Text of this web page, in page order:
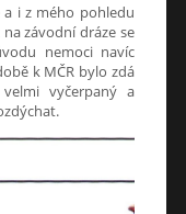
a i z mého pohledu
závodní dráze se
nemoci navíc
k MČR bylo zdá
vyčerpaný a